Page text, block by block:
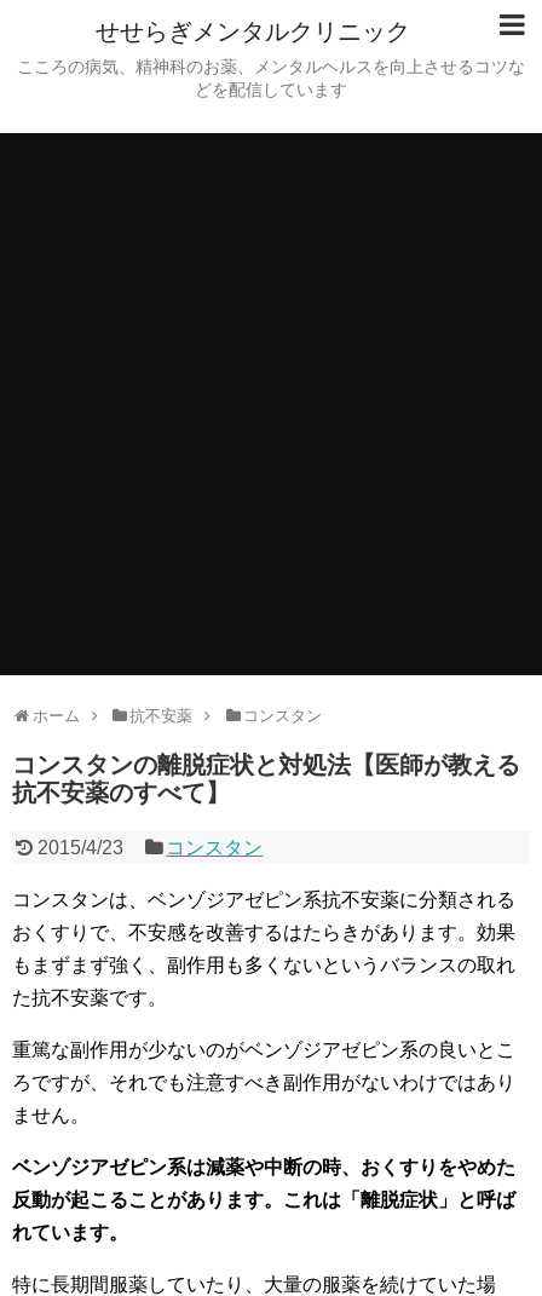
せせらぎメンタルクリニック
こころの病気、精神科のお薬、メンタルヘルスを向上させるコツな
どを配信しています
ホーム 抗不安薬 コンスタン
コンスタンの離脱症状と対処法【医師が教える
抗不安薬のすべて】
2015/4/23 コンスタン
コンスタンは、ベンゾジアゼピン系抗不安薬に分類される
おくすりで、不安感を改善するはたらきがあります。効果
もまずまず強く、副作用も多くないというバランスの取れ
た抗不安薬です。
重篤な副作用が少ないのがベンゾジアゼピン系の良いとこ
ろですが、それでも注意すべき副作用がないわけではあり
ません。
ベンゾジアゼピン系は減薬や中断の時、おくすりをやめた
反動が起こることがあります。これは「離脱症状」と呼ば
れています。
特に長期間服薬していたり、大量の服薬を続けていた場